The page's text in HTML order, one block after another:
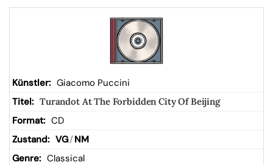
Giacomo Puccini
Turandot At The Forbidden City Of Beijing
CD
VG/ NM
Classical